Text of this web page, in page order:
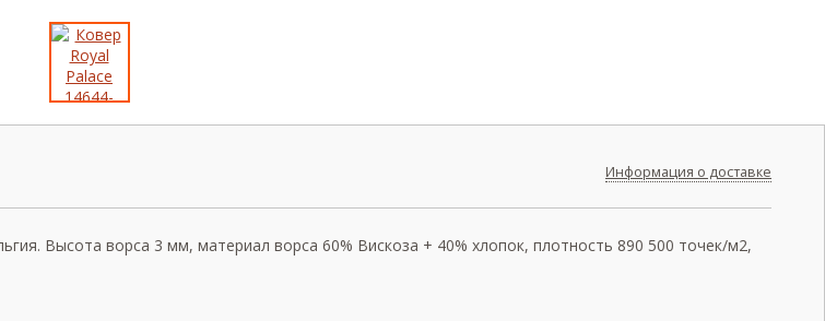
Информация о доставке
Высота ворса 3 мм, материал ворса 60% Вискоза + 40% хлопок, плотность 890 500 точек/м2,